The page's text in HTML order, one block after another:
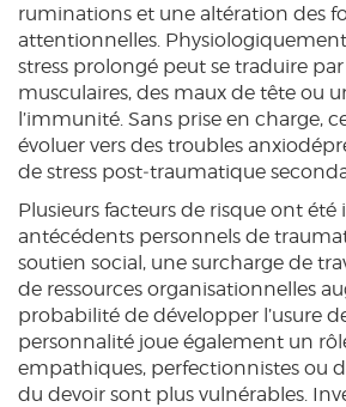
ruminations et une altération des
attentionnelles.
stress prolongé peut se traduire
musculaires, des maux de tête ou
l’immunité. Sans prise en charge,
évoluer vers des troubles
de stress post‑traumatique
Plusieurs facteurs de risque ont été
antécédents personnels de
soutien social, une surcharge de
de ressources organisationnelles
probabilité de développer l’usure
personnalité joue également un
empathiques, perfectionnistes ou
du devoir sont plus vulnérables.